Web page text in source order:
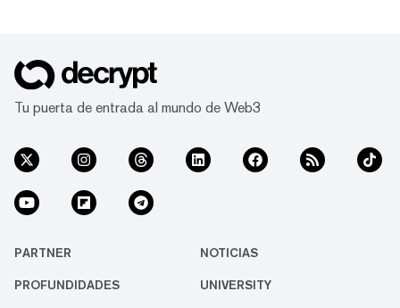
Tu puerta de entrada al mundo de Web3
PARTNER NOTICIAS
PROFUNDIDADES UNIVERSITY